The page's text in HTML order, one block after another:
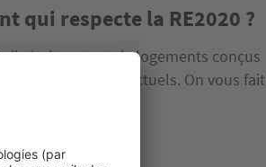
qui respecte la RE2020 ?
il s’agit surtout de logements conçus
avec les moyens actuels. On vous fait